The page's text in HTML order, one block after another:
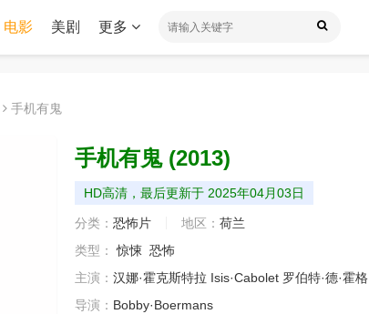
电影 美剧 更多
手机有鬼
手机有鬼 (2013)
HD高清，最后更新于 2025年04月03日
分类： 恐怖片 地区： 荷兰
类型：
惊悚 恐怖
主演： 汉娜·霍克斯特拉 Isis·Cabolet 罗伯特·德·霍格
导演： Bobby·Boermans